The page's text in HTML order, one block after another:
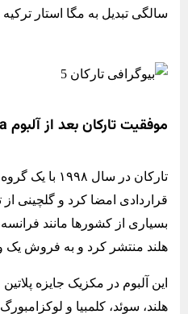
سالگی تبدیل به مگا استار
موفقیت تارکان بعد از آلبوم Olurum Sana
تارکان در سال
قراردادی امضا کرد و گلچینی از
بسیاری از کشورها مانند
هلند منتشر کرد و به فروش یک
این آلبوم در مکزیک جایزه
هلند، سوئد، کلمبیا و